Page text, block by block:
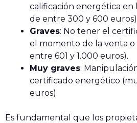
calificación energética en
de entre 300 y 600
Graves: No tener el
el momento de la venta
entre 601 y 1.000 euros).
Muy graves:
certificado energético
euros).
Es fundamental que los